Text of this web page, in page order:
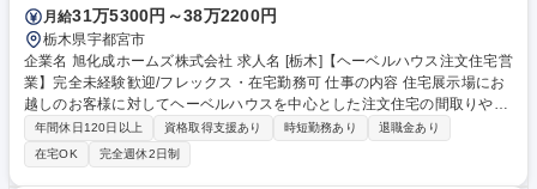
月給31万5300円～38万2200円
栃木県宇都宮市
企業名 旭化成ホームズ株式会社 求人名 [栃木]【ヘーベルハウス注文住宅営
業】完全未経験歓迎/フレックス・在宅勤務可 仕事の内容 住宅展示場にお
越しのお客様に対してヘーベルハウスを中心とした注文住宅の間取りや予
算のヒアリングから、設計担当と協働し、設計プランや資金計画のご提
案・引き渡し等お客様に寄り添い一貫してご担当頂きます。 【OJT制度】
インストラクター制度により、一定期間は先輩社員が丁寧にフォローさせ
年間休日120日以上 資格取得支援あり 時短勤務あり
退職金あり
在宅OK
完全週休2日制